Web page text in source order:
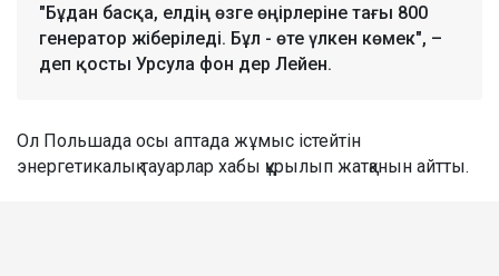
"Бұдан басқа, елдің өзге өңірлеріне тағы 800
генератор жіберіледі. Бұл - өте үлкен көмек", –
деп қосты Урсула фон дер Лейен.
Ол Польшада осы аптада жұмыс істейтін
энергетикалық тауарлар хабы құрылып жатқанын айтты.